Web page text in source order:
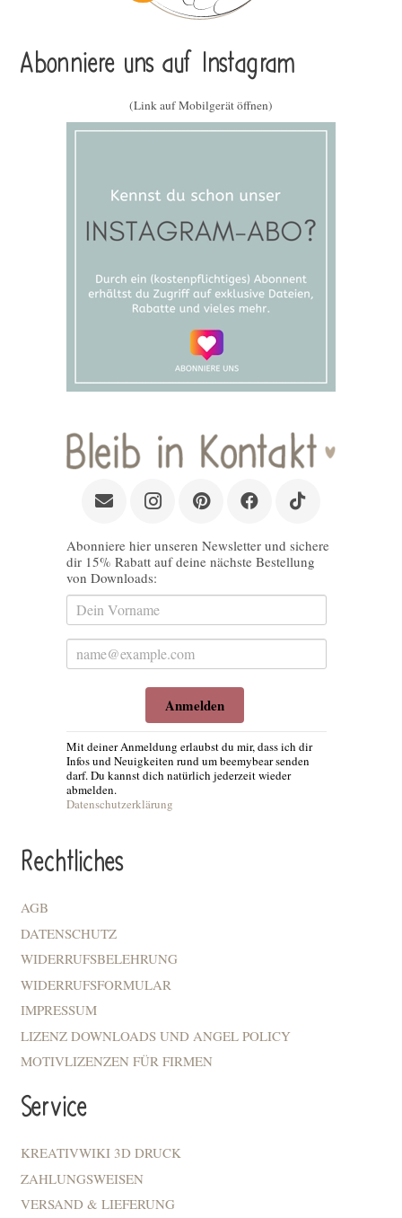
Abonniere uns auf Instagram
(Link auf Mobilgerät öffnen)
Abonniere hier unseren Newsletter und sichere
dir 15% Rabatt auf deine nächste Bestellung
von Downloads:
Anmelden
Mit deiner Anmeldung erlaubst du mir, dass ich dir
Infos und Neuigkeiten rund um beemybear senden
darf. Du kannst dich natürlich jederzeit wieder
abmelden.
Datenschutzerklärung
Rechtliches
AGB
DATENSCHUTZ
WIDERRUFSBELEHRUNG
WIDERRUFSFORMULAR
IMPRESSUM
LIZENZ DOWNLOADS UND ANGEL POLICY
MOTIVLIZENZEN FÜR FIRMEN
Service
KREATIVWIKI 3D DRUCK
ZAHLUNGSWEISEN
VERSAND & LIEFERUNG